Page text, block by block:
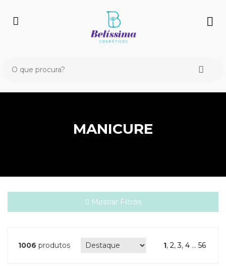
MANICURE
Mostrar Filtros
1006 produtos 1,2,3,4 ...56